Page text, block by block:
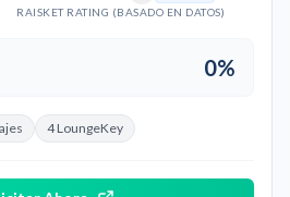
RAISKET RATING (BASADO EN DATOS)
0%
4 LoungeKey